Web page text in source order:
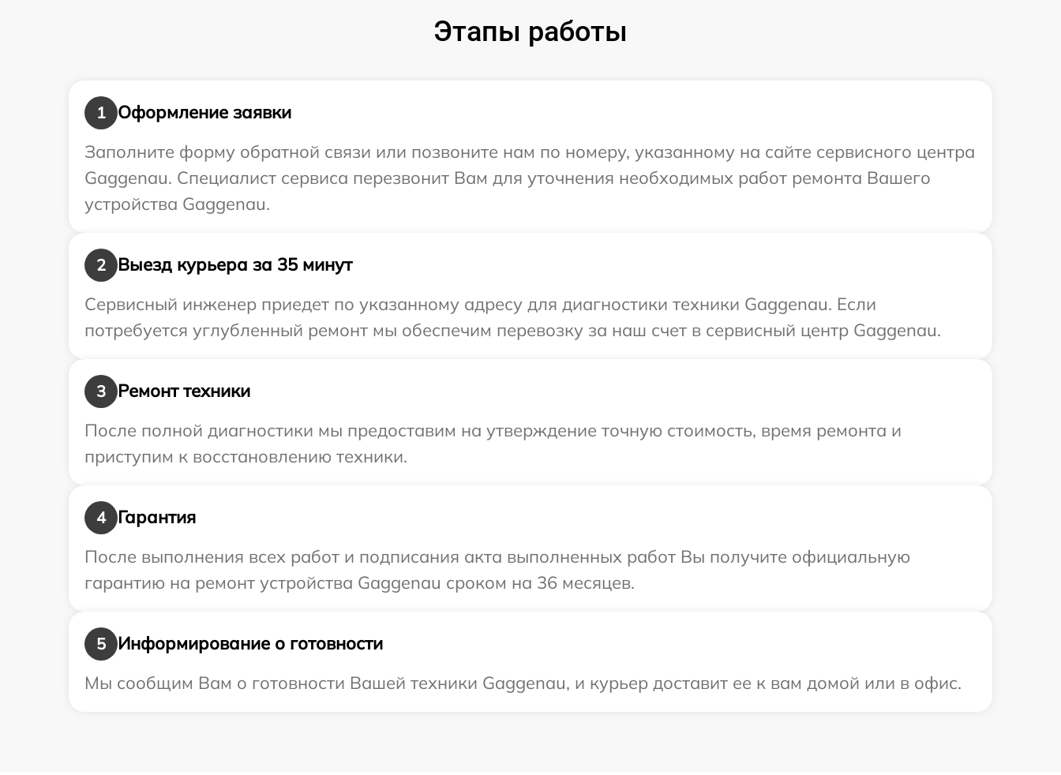
Этапы работы
1
Оформление заявки
Заполните форму обратной связи или позвоните нам по номеру, указанному на сайте сервисного центра
Gaggenau. Специалист сервиса перезвонит Вам для уточнения необходимых работ ремонта Вашего
устройства Gaggenau.
2
Выезд курьера за 35 минут
Сервисный инженер приедет по указанному адресу для диагностики техники Gaggenau. Если
потребуется углубленный ремонт мы обеспечим перевозку за наш счет в сервисный центр Gaggenau.
3
Ремонт техники
После полной диагностики мы предоставим на утверждение точную стоимость, время ремонта и
приступим к восстановлению техники.
4
Гарантия
После выполнения всех работ и подписания акта выполненных работ Вы получите официальную
гарантию на ремонт устройства Gaggenau сроком на 36 месяцев.
5
Информирование о готовности
Мы сообщим Вам о готовности Вашей техники Gaggenau, и курьер доставит ее к вам домой или в офис.